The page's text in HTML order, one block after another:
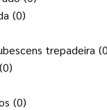
(0)
trepadeira
(0)
(0)